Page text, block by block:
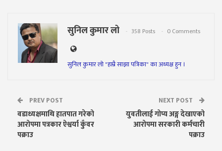
सुनिल कुमार लो 358 Posts 0 Comments
सुनिल कुमार लो "हाम्रै साझा पत्रिका" का अध्यक्ष हुन ।
PREV POST
वडाध्यक्षमाथि हातपात गरेको
आरोपमा पत्रकार ऐश्वर्या कुँवर
पक्राउ
NEXT POST
युवतीलाई गोप्य अङ्ग देखाएको
आरोपमा सरकारी कर्मचारी
पक्राउ